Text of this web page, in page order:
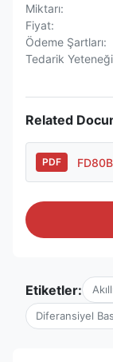
Miktarı:
Fiyat:
Ödeme Şartları:
Tedarik
Related
PDF
Etiketler:
Diferansiyel